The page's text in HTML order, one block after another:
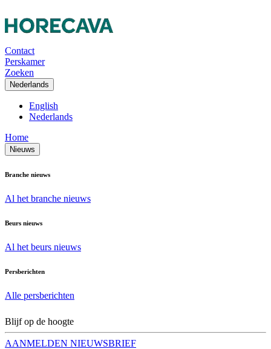
Contact
Perskamer
Zoeken
Nederlands
English
Nederlands
Home
Nieuws
Branche nieuws
Al het branche nieuws
Beurs nieuws
Al het beurs nieuws
Persberichten
Alle persberichten
Blijf op de hoogte
AANMELDEN NIEUWSBRIEF